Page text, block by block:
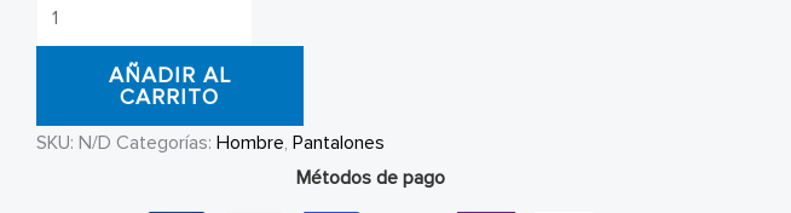
Jean
Baggy
Overtake
Brown
AÑADIR AL
CARRITO
SKU: N/D Categorías: Hombre, Pantalones
Métodos de pago